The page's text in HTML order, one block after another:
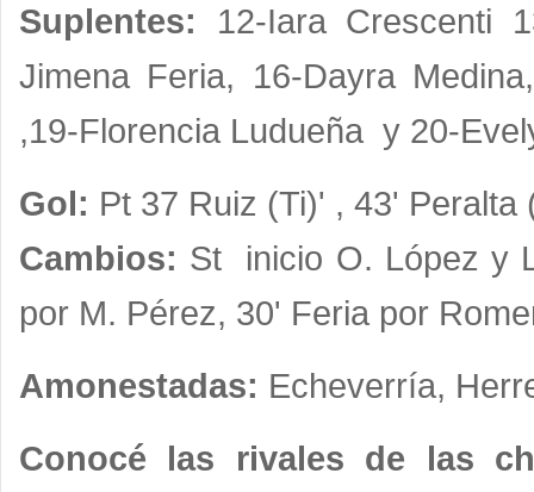
Suplentes: 12-Iara Crescenti
Jimena Feria, 16-Dayra
,19-Florencia Ludueña y 20-
Gol: Pt 37 Ruiz (Ti)' , 43' Peralta
Cambios: St inicio O. López y
por M. Pérez, 30' Feria por
Amonestadas: Echeverría,
Conocé las rivales de las